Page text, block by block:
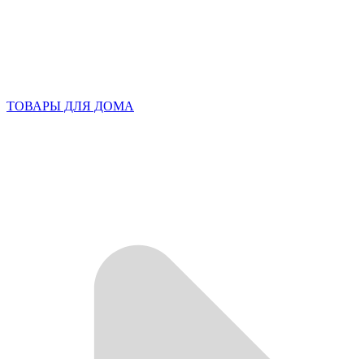
ТОВАРЫ ДЛЯ ДОМА